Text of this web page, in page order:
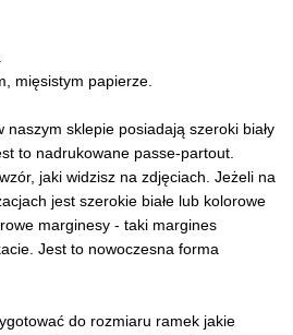
mięsistym papierze.
naszym sklepie posiadają szeroki biały
to nadrukowane passe-partout.
jaki widzisz na zdjęciach. Jeżeli na
jest szerokie białe lub kolorowe
marginesy - taki margines
Jest to nowoczesna forma
do rozmiaru ramek jakie